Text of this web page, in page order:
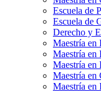
Escuela de
Escuela de
Derecho y
Maestría en
Maestría en
Maestría en
Maestría en
Maestría en